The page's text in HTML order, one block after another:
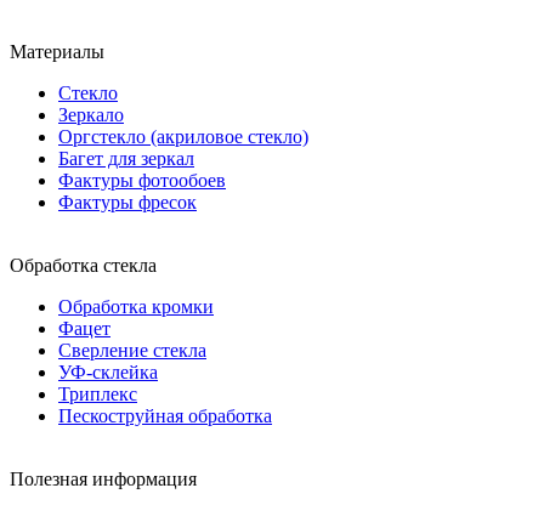
Материалы
Стекло
Зеркало
Оргстекло (акриловое стекло)
Багет для зеркал
Фактуры фотообоев
Фактуры фресок
Обработка стекла
Обработка кромки
Фацет
Сверление стекла
УФ-склейка
Триплекс
Пескоструйная обработка
Полезная информация